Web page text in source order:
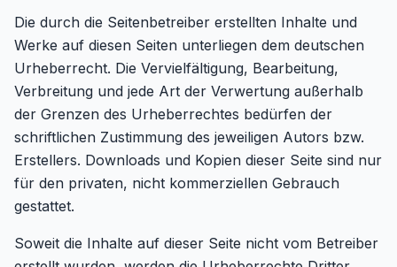
Die durch die Seitenbetreiber erstellten Inhalte und
Werke auf diesen Seiten unterliegen dem deutschen
Urheberrecht. Die Vervielfältigung, Bearbeitung,
Verbreitung und jede Art der Verwertung außerhalb
der Grenzen des Urheberrechtes bedürfen der
schriftlichen Zustimmung des jeweiligen Autors bzw.
Erstellers. Downloads und Kopien dieser Seite sind nur
für den privaten, nicht kommerziellen Gebrauch
gestattet.
Soweit die Inhalte auf dieser Seite nicht vom Betreiber